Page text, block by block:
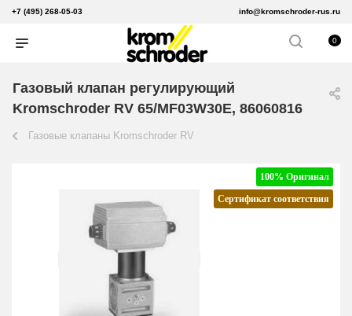
+7 (495) 268-05-03 info@kromschroder-rus.ru
0
Газовый клапан регулирующий
Kromschroder RV 65/MF03W30E, 86060816
Газовые клапаны Kromschroder RV
100% Оригинал
Сертификат соответствия